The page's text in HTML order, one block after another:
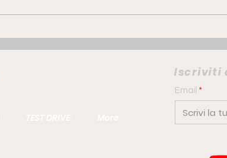
GWM ORA 5 Hybrid | la
compatta che punta su
Iscriviti
Email